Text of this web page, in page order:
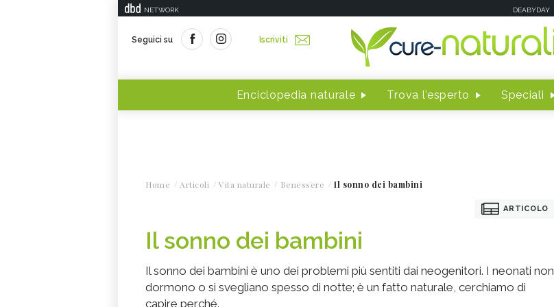
NETWORK DEABYDAY
Seguici su Iscriviti
Enciclopedia naturale Trova l'esperto Speciali
Home Articoli Vita naturale Benessere Il sonno dei bambini
ARTICOLO
Il sonno dei bambini
Il sonno dei bambini è uno dei problemi più sentiti dai neogenitori. I neonati non
dormono o si svegliano spesso di notte; è un fatto naturale, cerchiamo di
capire perché.